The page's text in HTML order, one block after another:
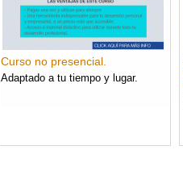
Curso no presencial.
Adaptado a tu tiempo y lugar.